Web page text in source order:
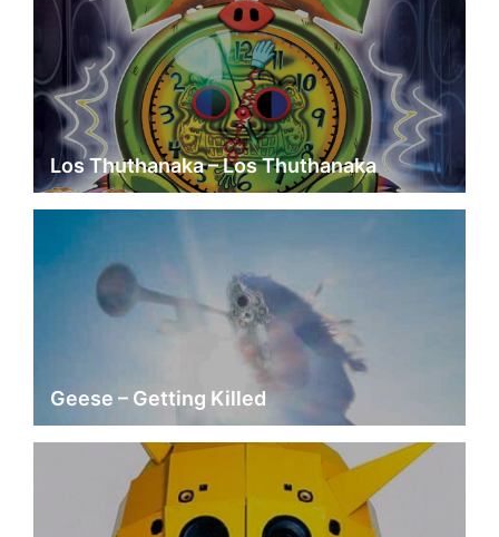
Los Thuthanaka – Los Thuthanaka
Geese – Getting Killed